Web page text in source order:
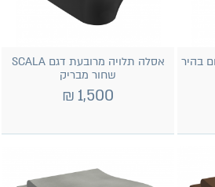
אסלה תלויה מרובעת דגם SCALA
שחור מבריק
1,500
₪